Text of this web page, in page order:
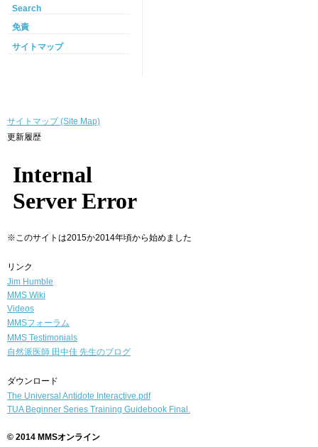
Search
免責
サイトマップ
サイトマップ (Site Map)
更新履歴
※このサイトは2015か2014年頃から始めました
リンク
Jim Humble
MMS Wiki
Videos
MMSフォーラム
MMS Testimonials
自然派医師 田中佳 先生のブログ
ダウンロード
The Universal Antidote Interactive.pdf
TUA Beginner Series Training Guidebook Final.
© 2014 MMSオンライン